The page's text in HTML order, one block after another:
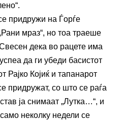
придружи на Ѓорѓе
мраз“, но тоа траеше
дека во рацете има
да ги убеди басистот
Рајко Којиќ и тапанарот
придружат, со што се раѓа
ја снимаат „Лутка…“, и
неколку недели се